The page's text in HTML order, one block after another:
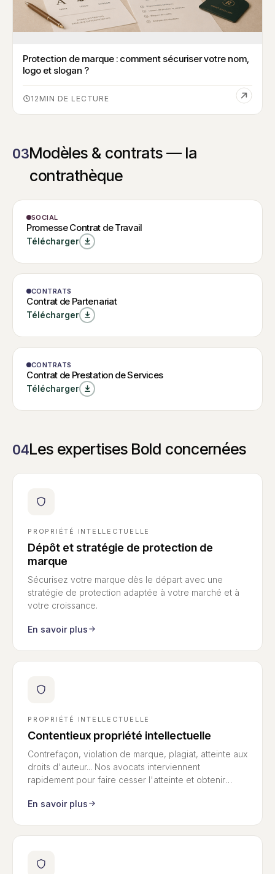
Protection de marque : comment sécuriser votre nom,
logo et slogan ?
12
03Modèles & contrats — la
contrathèque
MODÈLE
Promesse
Contrat de
Travail
W
Promesse Contrat de
SOCIAL
Promesse Contrat de Travail
Télécharger
MODÈLE
Contrat de
Partenariat
Contrat de
Partenariat
CONTRATS
Contrat de Partenariat
Télécharger
MODÈLE
Contrat de
Prestation de
Services
W
Prestation de
CONTRATS
Contrat de Prestation de Services
Télécharger
04Les expertises Bold concernées
PROPRIÉTÉ INTELLECTUELLE
Dépôt et stratégie de protection de
marque
Sécurisez votre marque dès le départ avec une
stratégie de protection adaptée à votre marché et à
votre croissance.
En savoir plus
PROPRIÉTÉ INTELLECTUELLE
Contentieux propriété intellectuelle
Contrefaçon, violation de marque, plagiat, atteinte aux
droits d'auteur... Nos avocats interviennent
rapidement pour faire cesser l'atteinte et obtenir
En savoir plus